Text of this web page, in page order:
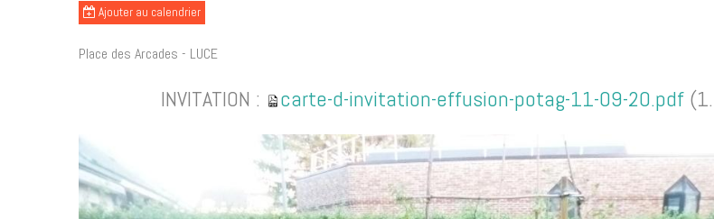
Ajouter au calendrier
Place des Arcades - LUCE
INVITATION : carte-d-invitation-effusion-potag-11-09-20.pdf